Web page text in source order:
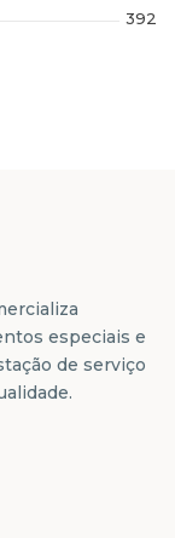
392
especiais e
de serviço